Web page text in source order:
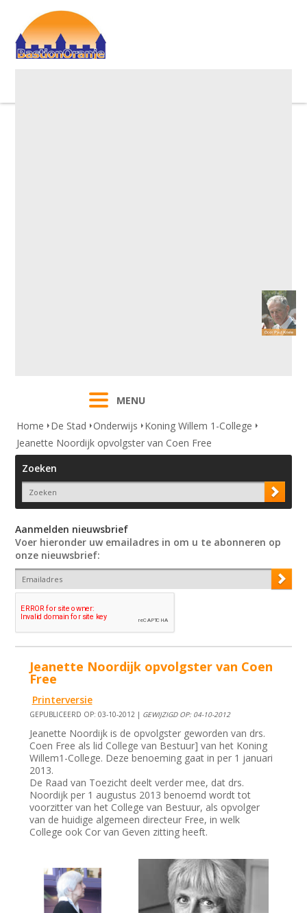
MENU
Home
De Stad Onderwijs
Koning Willem 1-College
Jeanette Noordijk opvolgster van Coen Free
Zoeken
Aanmelden nieuwsbrief
Voer hieronder uw emailadres in om u te abonneren op
onze nieuwsbrief:
Jeanette Noordijk opvolgster van Coen
Free
Printerversie
GEPUBLICEERD OP: 03-10-2012 | GEWIJZIGD OP: 04-10-2012
Jeanette Noordijk is de opvolgster geworden van drs.
Coen Free als lid College van Bestuur] van het Koning
Willem1-College. Deze benoeming gaat in per 1 januari
2013.
De Raad van Toezicht deelt verder mee, dat drs.
Noordijk per 1 augustus 2013 benoemd wordt tot
voorzitter van het College van Bestuur, als opvolger
van de huidige algemeen directeur Free, in welk
College ook Cor van Geven zitting heeft.